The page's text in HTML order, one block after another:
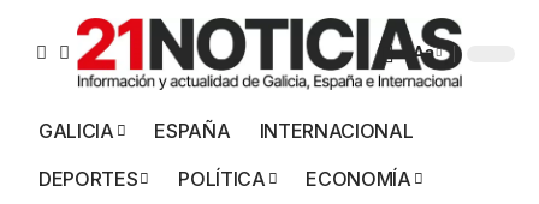
Aa
GALICIA ESPAÑA
INTERNACIONAL
DEPORTES
POLÍTICA
ECONOMÍA